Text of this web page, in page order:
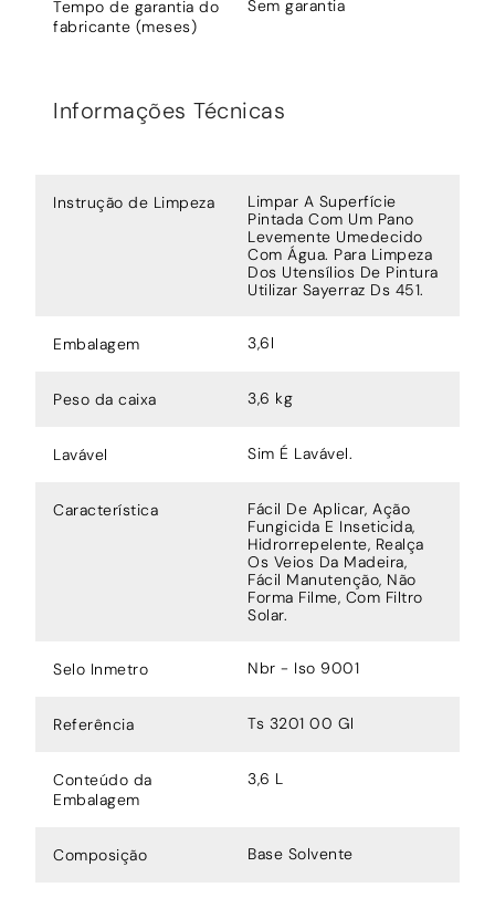
Tempo de garantia do
fabricante (meses)
Sem garantia
Informações Técnicas
Instrução de Limpeza
Limpar A Superfície
Pintada Com Um Pano
Levemente Umedecido
Com Água. Para Limpeza
Dos Utensílios De Pintura
Utilizar Sayerraz Ds 451.
Embalagem 3,6l
Peso da caixa 3,6 kg
Lavável Sim É Lavável.
Característica
Fácil De Aplicar, Ação
Fungicida E Inseticida,
Hidrorrepelente, Realça
Os Veios Da Madeira,
Fácil Manutenção, Não
Forma Filme, Com Filtro
Solar.
Selo Inmetro Nbr - Iso 9001
Referência Ts 3201 00 Gl
Conteúdo da
Embalagem
3,6 L
Composição Base Solvente